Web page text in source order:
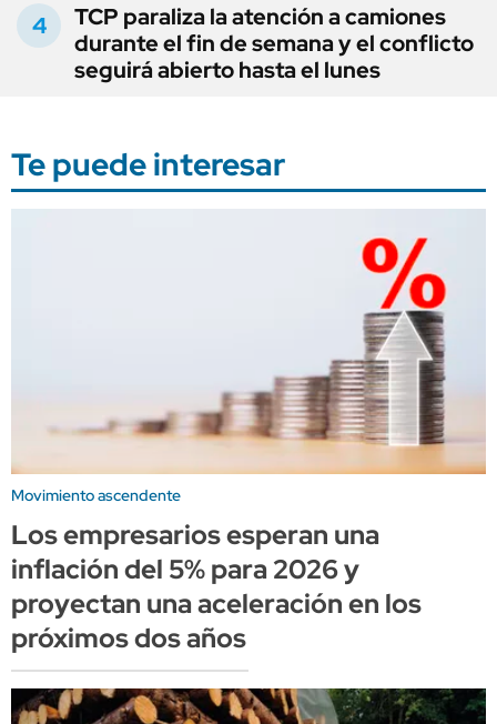
TCP paraliza la atención a camiones
durante el fin de semana y el conflicto
seguirá abierto hasta el lunes
Te puede interesar
Movimiento ascendente
Los empresarios esperan una
inflación del 5% para 2026 y
proyectan una aceleración en los
próximos dos años